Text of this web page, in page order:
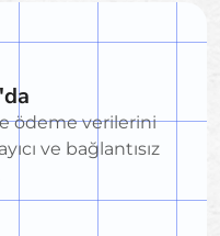
ödeme verilerini
ve bağlantısız